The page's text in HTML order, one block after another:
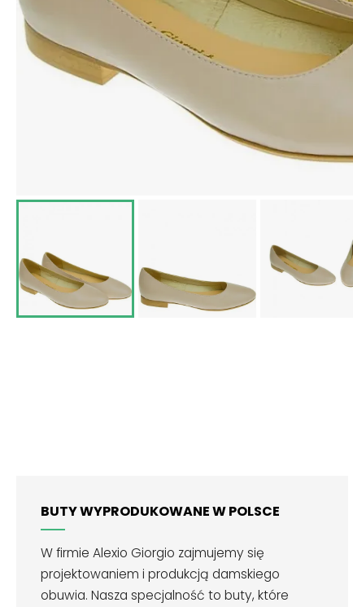
BUTY WYPRODUKOWANE W POLSCE
W firmie Alexio Giorgio zajmujemy się
projektowaniem i produkcją damskiego
obuwia. Nasza specjalność to buty, które